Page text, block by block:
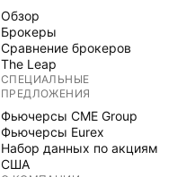
Обзор
Брокеры
Сравнение брокеров
The Leap
СПЕЦИАЛЬНЫЕ
ПРЕДЛОЖЕНИЯ
Фьючерсы CME Group
Фьючерсы Eurex
Набор данных по акциям
США